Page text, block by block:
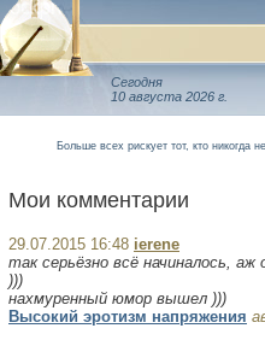
Сегодня
10 августа 2026 г.
Больше всех рискует тот, кто никогда
Мои комментарии
29.07.2015 16:48 ierene
так серьёзно всё начиналось,
)))
нахмуренный юмор вышел )))
Высокий эротизм напряжения